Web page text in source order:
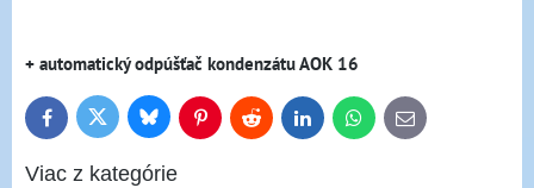
+ automatický odpúšťač kondenzátu AOK 16
FacebookTwitter BlueskyPinterestReddit LinkedInWhatsApp
E-
mail
Viac z kategórie